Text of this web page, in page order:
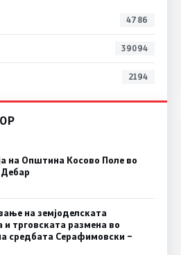
4786
39094
2194
на Општина Косово Поле во
на земјоделската
и трговската размена во
средбата Серафимовски –